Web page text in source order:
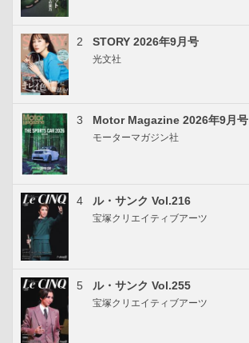
2 STORY 2026年9月号
光文社
3 Motor Magazine 2026年9月号
モーターマガジン社
4 ル・サンク Vol.216
宝塚クリエイティブアーツ
5 ル・サンク Vol.255
宝塚クリエイティブアーツ